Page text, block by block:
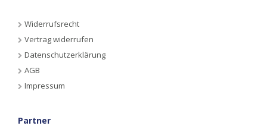
Widerrufsrecht
Vertrag widerrufen
Datenschutzerklärung
AGB
Impressum
Partner